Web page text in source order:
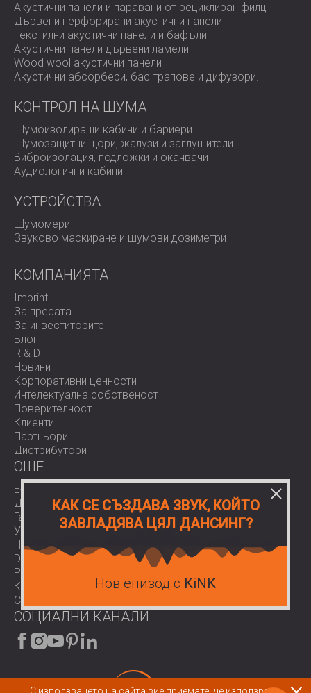
Акустични панели и паравани от рециклиран филц
Дървени перфорирани акустични панели
Текстилни акустични панели и бафъли
Акустични панели дървени ламели
Wood wool акустични панели
Акустични абсорбери, бас трапове и дифузoри.
КОНТРОЛ НА ШУМА
Шумоизолиращи кабини и бариери
Шумозащитни щори, жалузи и заглушители
Виброизолация, подложки и окачвачи
Аудиологични кабини
УСТРОЙСТВА
Шумомери
Звуково маскиране и шумови дозиметри
КОМПАНИЯТА
Imprint
За пресата
За инвеститорите
Блог
R & D
Новини
Корпоративни ценности
Интелектуална собственост
Поверителност
Клиенти
Партньори
Дистрибутори
OЩЕ
E-Shop
Доставки
Гаранции
Условия за ползване
Нормативи
Download area
Работа при нас
Контакти
COVID-19
СОЦИАЛНИ КАНАЛИ
КАК СЕ СЪЗДАВА ЗВУК, КОЙТО
ЗАВЛАДЯВА ЦЯЛ ДАНСИНГ?
Нов епизод с KiNK